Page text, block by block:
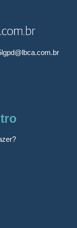
lgpd@lbca.com.br